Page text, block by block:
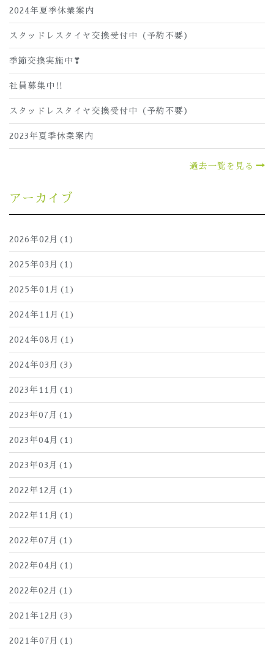
2024年夏季休業案内
スタッドレスタイヤ交換受付中（予約不要）
季節交換実施中❣
社員募集中‼
スタッドレスタイヤ交換受付中（予約不要）
2023年夏季休業案内
過去一覧を見る
アーカイブ
2026年02月(1)
2025年03月(1)
2025年01月(1)
2024年11月(1)
2024年08月(1)
2024年03月(3)
2023年11月(1)
2023年07月(1)
2023年04月(1)
2023年03月(1)
2022年12月(1)
2022年11月(1)
2022年07月(1)
2022年04月(1)
2022年02月(1)
2021年12月(3)
2021年07月(1)